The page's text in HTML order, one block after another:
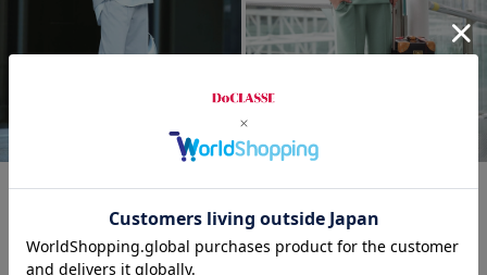
3,990 税込￥4,389
通常価格から33%OFF
ワイドパンツ
¥3,990 税込 ￥4,389